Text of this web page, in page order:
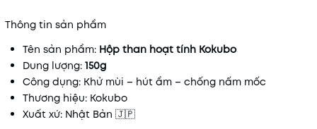
Thông tin sản phẩm
Tên sản phẩm: Hộp than hoạt tính Kokubo
Dung lượng: 150g
Công dụng: Khử mùi – hút ẩm – chống nấm mốc
Thương hiệu: Kokubo
Xuất xứ: Nhật Bản 🇯🇵